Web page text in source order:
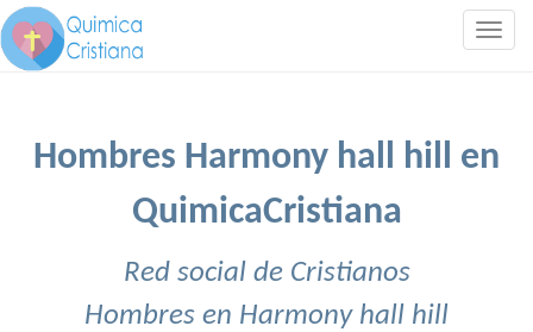
Hombres Harmony hall hill en
QuimicaCristiana
Red social de Cristianos
Hombres en Harmony hall hill